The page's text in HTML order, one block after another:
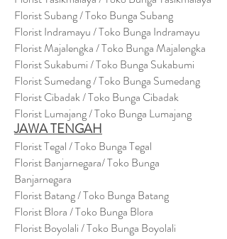
Florist Subang / Toko Bunga Subang
Florist Indramayu / Toko Bunga Indramayu
Florist Majalengka / Toko Bunga Majalengka
Florist Sukabumi / Toko Bunga Sukabumi
Florist Sumedang / Toko Bunga Sumedang
Florist Cibadak / Toko Bunga Cibadak
Florist Lumajang / Toko Bunga Lumajang
JAWA TENGAH
Florist Tegal / Toko Bunga Tegal
Florist Banjarnegara/ Toko Bunga
Banjarnegara
Florist Batang / Toko Bunga Batang
Florist Blora / Toko Bunga Blora
Florist Boyolali / Toko Bunga Boyolali